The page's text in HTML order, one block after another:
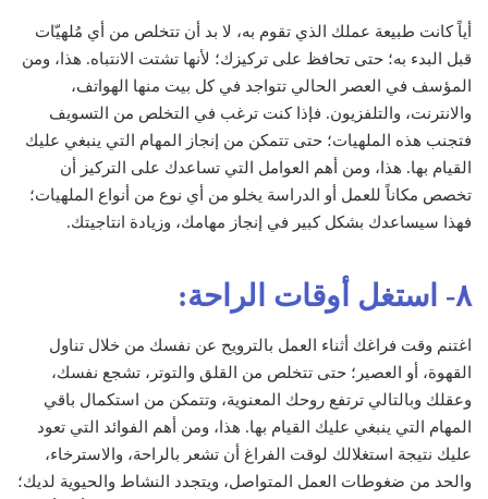
أياً كانت طبيعة عملك الذي تقوم به، لا بد أن تتخلص من أي مُلهيّات
قبل البدء به؛ حتى تحافظ على تركيزك؛ لأنها تشتت الانتباه. هذا، ومن
المؤسف في العصر الحالي تتواجد في كل بيت منها الهواتف،
والانترنت، والتلفزيون. فإذا كنت ترغب في التخلص من التسويف
فتجنب هذه الملهيات؛ حتى تتمكن من إنجاز المهام التي ينبغي عليك
القيام بها. هذا، ومن أهم العوامل التي تساعدك على التركيز أن
تخصص مكاناً للعمل أو الدراسة يخلو من أي نوع من أنواع الملهيات؛
فهذا سيساعدك بشكل كبير في إنجاز مهامك، وزيادة انتاجيتك.
٨- استغل أوقات الراحة:
اغتنم وقت فراغك أثناء العمل بالترويح عن نفسك من خلال تناول
القهوة، أو العصير؛ حتى تتخلص من القلق والتوتر، تشجع نفسك،
وعقلك وبالتالي ترتفع روحك المعنوية، وتتمكن من استكمال باقي
المهام التي ينبغي عليك القيام بها. هذا، ومن أهم الفوائد التي تعود
عليك نتيجة استغلالك لوقت الفراغ أن تشعر بالراحة، والاسترخاء،
والحد من ضغوطات العمل المتواصل، ويتجدد النشاط والحيوية لديك؛